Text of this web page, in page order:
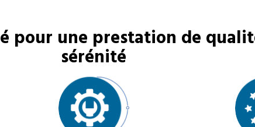
pour une prestation de
sérénité